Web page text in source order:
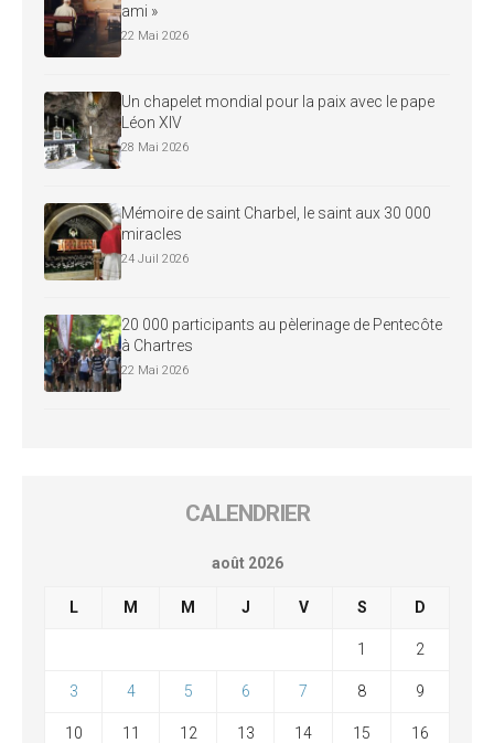
ami »
22 Mai 2026
Un chapelet mondial pour la paix avec le pape
Léon XIV
28 Mai 2026
Mémoire de saint Charbel, le saint aux 30 000
miracles
24 Juil 2026
20 000 participants au pèlerinage de Pentecôte
à Chartres
22 Mai 2026
CALENDRIER
août 2026
L M M J V S D
1 2
3 4 5 6 7 8 9
10 11 12 13 14 15 16